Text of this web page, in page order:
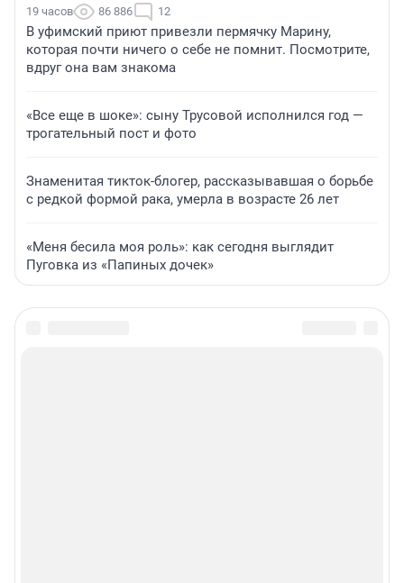
19 часов 86 886 12
В уфимский приют привезли пермячку Марину,
которая почти ничего о себе не помнит. Посмотрите,
вдруг она вам знакома
«Все еще в шоке»: сыну Трусовой исполнился год —
трогательный пост и фото
Знаменитая тикток-блогер, рассказывавшая о борьбе
с редкой формой рака, умерла в возрасте 26 лет
«Меня бесила моя роль»: как сегодня выглядит
Пуговка из «Папиных дочек»